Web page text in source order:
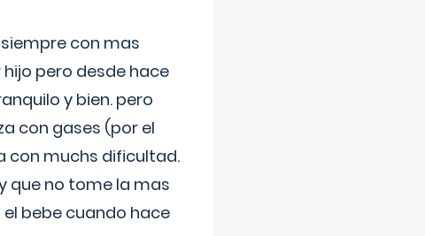
con mas
pero desde hace
y bien. pero
con gases (por el
con muchs dificultad.
que no tome la mas
bebe cuando hace